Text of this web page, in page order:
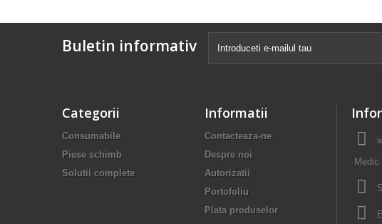
Buletin informativ
Categorii
Consumabile
Piese schimb
Solutii complete
Informatii
Contacteaza-ne
Despre noi
Autorizatii
Portofoliu
Plata produselor